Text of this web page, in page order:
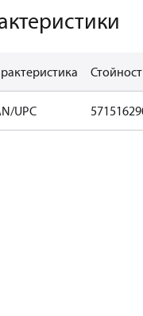
Стойност
UPC